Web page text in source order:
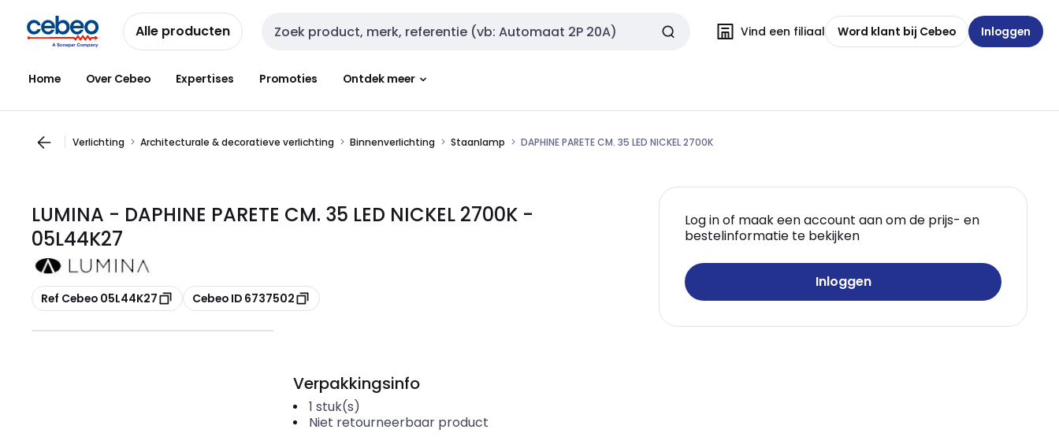
naar
navigatie
naar
inhoud
Alle producten Zoekveld invoer Vind een filiaal Word klant bij Cebeo Inloggen
Home Over Cebeo Expertises Promoties Ontdek meer
Verlichting Architecturale & decoratieve verlichting Binnenverlichting Staanlamp DAPHINE PARETE CM. 35 LED NICKEL 2700K
LUMINA - DAPHINE PARETE CM. 35 LED NICKEL 2700K -
05L44K27
Kopiëren
Ref Cebeo 05L44K27 Kopiëren
Cebeo ID 6737502
Log in of maak een account aan om de prijs- en
bestelinformatie te bekijken
Inloggen
Verpakkingsinfo
1 stuk(s)
Niet retourneerbaar product